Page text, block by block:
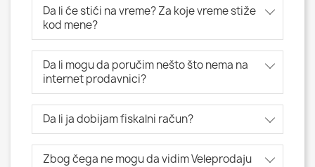
Da li će stići na vreme? Za koje vreme stiže
kod mene?
Da li mogu da poručim nešto što nema na
internet prodavnici?
Da li ja dobijam fiskalni račun?
Zbog čega ne mogu da vidim Veleprodaju